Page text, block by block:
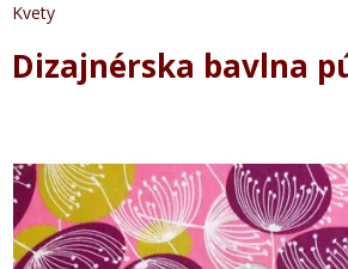
Kvety
Dizajnérska bavlna